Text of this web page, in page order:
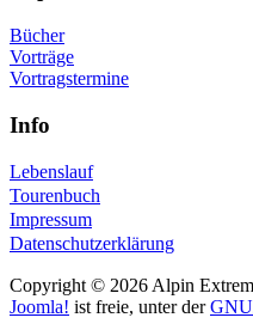
Bücher
Vorträge
Vortragstermine
Info
Lebenslauf
Tourenbuch
Impressum
Datenschutzerklärung
Copyright © 2026 Alpin
Joomla! ist freie, unter der